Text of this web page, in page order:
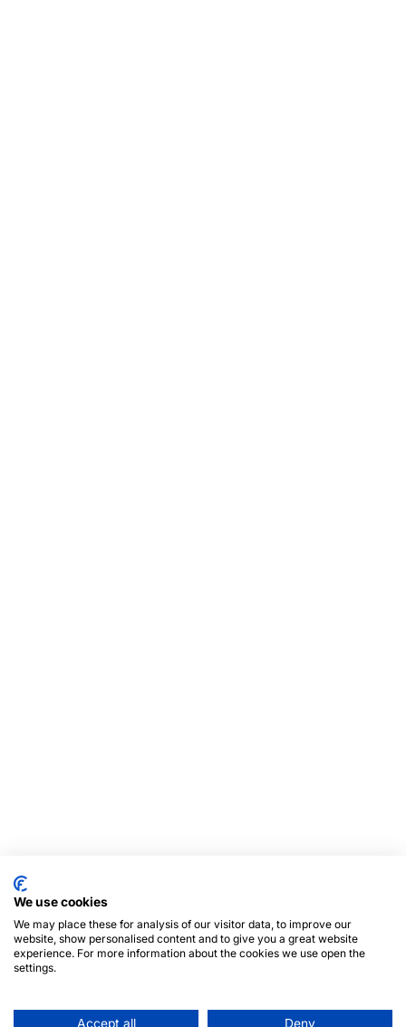
We use cookies
We may place these for analysis of our visitor data, to improve our
website, show personalised content and to give you a great website
experience. For more information about the cookies we use open the
settings.
Accept all Deny